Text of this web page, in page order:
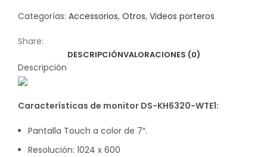
Categorías: Accessorios, Otros, Videos porteros
Share:
DESCRIPCIÓNVALORACIONES (0)
Descripción
Características de monitor DS-KH6320-WTE1:
Pantalla Touch a color de 7″.
Resolución: 1024 x 600